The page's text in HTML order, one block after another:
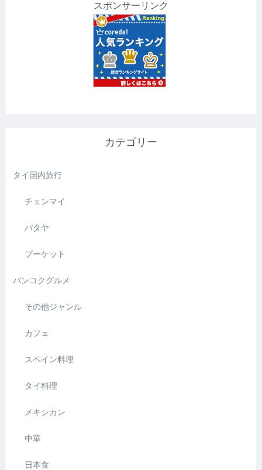
スポンサーリンク
カテゴリー
タイ国内旅行
チェンマイ
パタヤ
プーケット
バンコクグルメ
その他ジャンル
カフェ
スペイン料理
タイ料理
メキシカン
中華
日本食